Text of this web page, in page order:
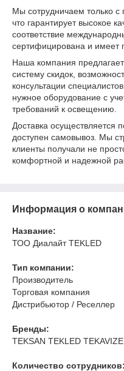
Мы сотрудничаем только с
что гарантирует высокое
соответствие
сертифицирована и имеет
Наша компания
систему скидок,
консультации
нужное оборудование с
требований к освещению.
Доставка осуществляется
доступен самовывоз. Мы
клиенты получали не
комфортной и надежной
Информация о
Название:
ТОО Диалайт TEKLED
Тип компании:
Производитель
Торговая компания
Дистрибьютор / Реселлер
Бренды:
TEKSAN TEKLED TEKAVIZE
Количество сотрудников: